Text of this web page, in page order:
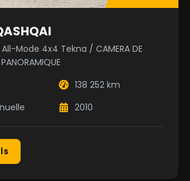
Mode 4x4 Tekna / CAMERA DE
138 252 km
2010